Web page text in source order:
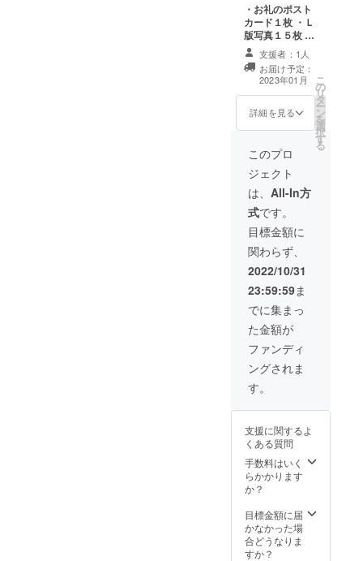
・お礼のポスト
カード１枚 ・Ｌ
版写真１５枚 ・
完成したミニ
フォトブック
（文庫本サイズ
で写真30枚以上
掲載）１冊 ・完
成した写真集
載）１冊 ※いず
れもテーマに
沿って撮影した
写真を使用しま
す。 写真集の巻
末にサンクスク
レジットを掲載
させていただき
ます。 ※サンク
スクレジットに
ご支援の際、備
考欄にご希望の
お名前をご記入
いただくようお
願いいたしま
す。記入のない
場合は
CAMPFIREの
ユーザー名とさ
せていただきま
すので、ご了承
ください。な
お、特定の人物
を比喩するお名
前や公序良俗に
反するお名前は
る事が御座いま
す、ご注意くだ
さい。
支援者：1人
お届け予定：
2023年01月
詳細を見る
こ
の
リ
タ
ー
ン
を
選
択
す
る
このプロ
ジェクト
は、 All-In方
式です。
目標金額に
関わらず、
2022/10/31
23:59:59ま
でに集まっ
た金額が
ファンディ
ングされま
す。
支援に関するよ
くある質問
手数料はいく
らかかります
か？
目標金額に届
かなかった場
合どうなりま
すか？